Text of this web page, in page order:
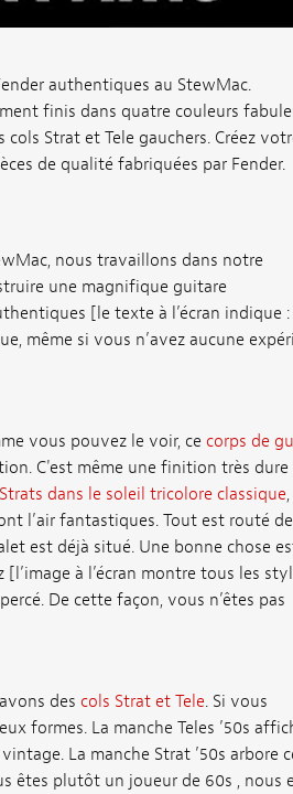
authentiques au StewMac.
finis dans quatre couleurs
Strat et Tele gauchers. Créez
de qualité fabriquées par Fender.
nous travaillons dans notre
une magnifique guitare
[le texte à l’écran indique :
même si vous n’avez aucune
vous pouvez le voir, ce corps de
C'est même une finition très dure
Strats dans le soleil tricolore classique
l’air fantastiques. Tout est routé de
est déjà situé. Une bonne chose
à l’écran montre tous les
De cette façon, vous n’êtes pas
des cols Strat et Tele. Si vous
formes. La manche Teles ’50s
La manche Strat ’50s arbore
êtes plutôt un joueur de 60s , nous